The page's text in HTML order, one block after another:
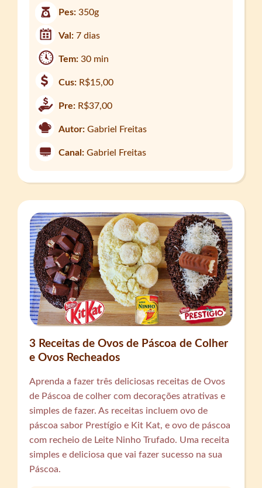
Pes:350g
Val:7 dias
Tem:30 min
Cus: R$15,00
Pre: R$37,00
Autor: Gabriel Freitas
Canal: Gabriel Freitas
3 Receitas de Ovos de Páscoa de Colher
e Ovos Recheados
Aprenda a fazer três deliciosas receitas de Ovos
de Páscoa de colher com decorações atrativas e
simples de fazer. As receitas incluem ovo de
páscoa sabor Prestígio e Kit Kat, e ovo de páscoa
com recheio de Leite Ninho Trufado. Uma receita
simples e deliciosa que vai fazer sucesso na sua
Páscoa.